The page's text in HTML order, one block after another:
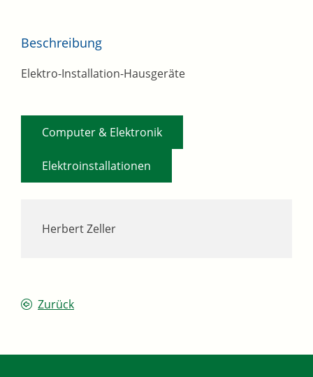
Herbert Zeller
Beschreibung
Elektro-Installation-Hausgeräte
Computer & Elektronik
Elektroinstallationen
Zurück